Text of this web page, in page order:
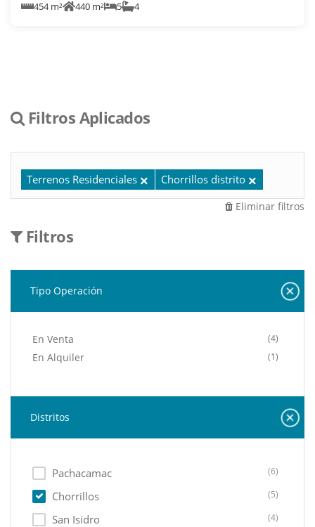
454 m² 440 m² 5 4
Filtros Aplicados
Terrenos Residenciales Chorrillos distrito
Eliminar filtros
Filtros
Tipo Operación
En Venta (4)
En Alquiler (1)
Distritos
Pachacamac (6)
Chorrillos (5)
San Isidro (4)